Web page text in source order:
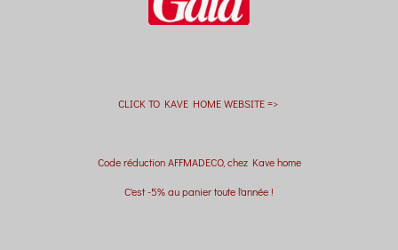
CLICK TO KAVE HOME WEBSITE =>
Code réduction AFFMADECO, chez Kave home
C'est -5% au panier toute l'année !